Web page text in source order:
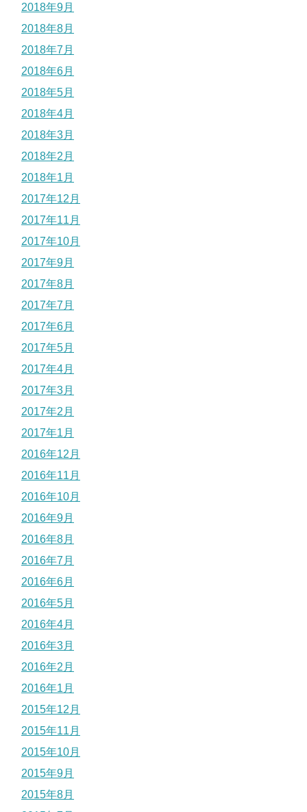
2018年9月
2018年8月
2018年7月
2018年6月
2018年5月
2018年4月
2018年3月
2018年2月
2018年1月
2017年12月
2017年11月
2017年10月
2017年9月
2017年8月
2017年7月
2017年6月
2017年5月
2017年4月
2017年3月
2017年2月
2017年1月
2016年12月
2016年11月
2016年10月
2016年9月
2016年8月
2016年7月
2016年6月
2016年5月
2016年4月
2016年3月
2016年2月
2016年1月
2015年12月
2015年11月
2015年10月
2015年9月
2015年8月